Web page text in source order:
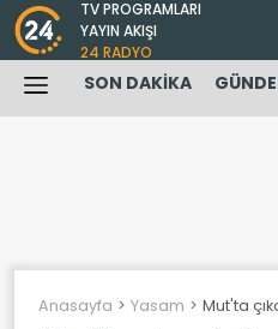
TV PROGRAMLARI
YAYIN AKIŞI
24 RADYO
SON DAKİKA
Anasayfa Yasam Mut'ta